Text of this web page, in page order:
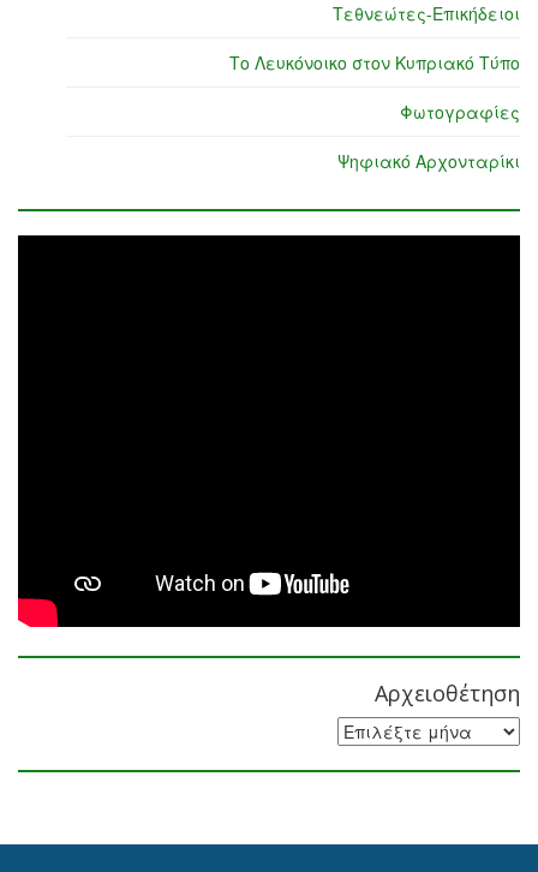
Τεθνεώτες-Επικήδειοι
Το Λευκόνοικο στον Κυπριακό Τύπο
Φωτογραφίες
Ψηφιακό Αρχονταρίκι
Αρχειοθέτηση
Αρχειοθέτηση